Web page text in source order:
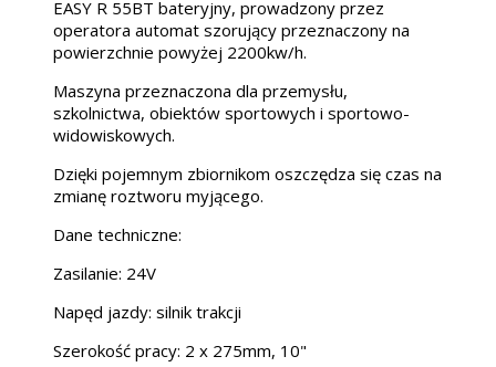
EASY R 55BT bateryjny, prowadzony przez
operatora automat szorujący przeznaczony na
powierzchnie powyżej 2200kw/h.
Maszyna przeznaczona dla przemysłu,
szkolnictwa, obiektów sportowych i sportowo-
widowiskowych.
Dzięki pojemnym zbiornikom oszczędza się czas na
zmianę roztworu myjącego.
Dane techniczne:
Zasilanie: 24V
Napęd jazdy: silnik trakcji
Szerokość pracy: 2 x 275mm, 10"